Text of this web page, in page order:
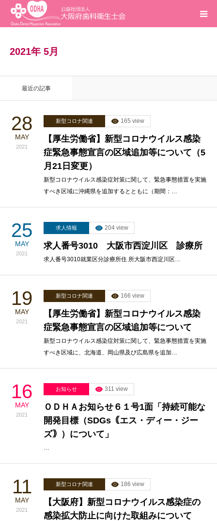
2021年 5月
最近の記事
28
MAY
2021
新型コロナ関連 165 view
【厚生労働省】新型コロナウイルス感染
症緊急事態宣言の区域追加等について（5
月21日変更）
新型コロナウイルス感染症対策に関して、緊急事態措置を実施
すべき区域に沖縄県を追加するとともに（期間：…
25
MAY
2021
求人情報 204 view
求人番号3010 大阪市西淀川区 診療所
求人番号3010就業区分診療所住 所大阪市西淀川区…
19
MAY
2021
新型コロナ関連 166 view
【厚生労働省】新型コロナウイルス感染
症緊急事態宣言の区域追加等について
新型コロナウイルス感染症対策に関して、緊急事態措置を実施
すべき区域に、北海道、岡山県及び広島県を追加…
16
MAY
2021
お知らせ 311 view
ＯＤＨＡお知らせ６１号1面「持続可能な
開発目標（SDGs｟エス・ディー・ジー
ズ｠）について」
…
11
MAY
2021
新型コロナ関連 186 view
【大阪府】新型コロナウイルス感染症の
感染拡大防止に向けた取組みについて
活動報告
研修会
求人
問合せ